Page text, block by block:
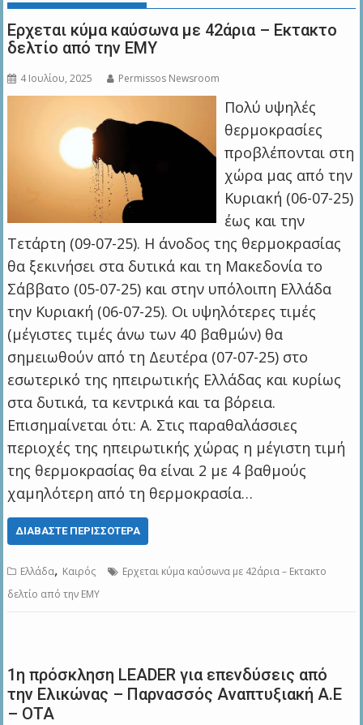
Ερχεται κύμα καύσωνα με 42άρια – Εκτακτο
δελτίο από την ΕΜΥ
4 Ιουλίου, 2025 Permissos Newsroom
Πολύ υψηλές
θερμοκρασίες
προβλέπονται στη
χώρα μας από την
Κυριακή (06-07-25)
έως και την
Τετάρτη (09-07-25). Η άνοδος της θερμοκρασίας
θα ξεκινήσει στα δυτικά και τη Μακεδονία το
Σάββατο (05-07-25) και στην υπόλοιπη Ελλάδα
την Κυριακή (06-07-25). Οι υψηλότερες τιμές
(μέγιστες τιμές άνω των 40 βαθμών) θα
σημειωθούν από τη Δευτέρα (07-07-25) στο
εσωτερικό της ηπειρωτικής Ελλάδας και κυρίως
στα δυτικά, τα κεντρικά και τα βόρεια.
Επισημαίνεται ότι: Α. Στις παραθαλάσσιες
περιοχές της ηπειρωτικής χώρας η μέγιστη τιμή
της θερμοκρασίας θα είναι 2 με 4 βαθμούς
χαμηλότερη από τη θερμοκρασία…
ΔΙΑΒΆΣΤΕ ΠΕΡΙΣΣΌΤΕΡΑ
Ελλάδα, Καιρός
Ερχεται κύμα καύσωνα με 42άρια – Εκτακτο
δελτίο από την ΕΜΥ
1η πρόσκληση LEADER για επενδύσεις από
την Ελικώνας – Παρνασσός Αναπτυξιακή Α.Ε
– ΟΤΑ